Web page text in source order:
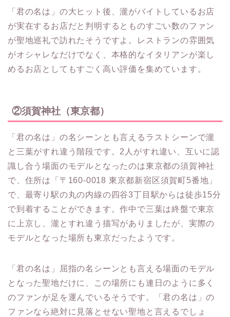
「君の名は」の大ヒット後、瀧がバイトしているお店
が実在するお店だと判明するとものすごい数のファン
が聖地巡礼で訪れたそうですよ。レストランの雰囲気
がオシャレなだけでなく、本格的なイタリアンが楽し
めるお店としてもすごく高い評価を集めています。
②須賀神社（東京都）
「君の名は」の名シーンとも言えるラストシーンで瀧
と三葉がすれ違う階段です。2人がすれ違い、互いに認
識し合う場面のモデルとなったのは東京都の須賀神社
で、住所は「〒160-0018 東京都新宿区須賀町5番地」
で、最寄り駅の丸の内線の四谷3丁目駅からは徒歩15分
で到着することができます。作中で三葉は終盤で東京
に上京し、瀧とすれ違う描写がありましたが、実際の
モデルとなった場所も東京だったようです。
「君の名は」屈指の名シーンとも言える場面のモデル
となった聖地だけに、この場所にも連日のように多く
のファンが足を運んでいるそうです。「君の名は」の
ファンなら絶対に見落とせない聖地と言えるでしょ